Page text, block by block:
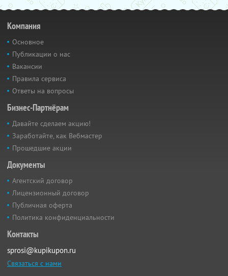
Компания
Основное
Публикации о нас
Вакансии
Правила сервиса
Ответы на вопросы
Бизнес-Партнёрам
Давайте сделаем акцию!
Заработайте, как Вебмастер
Прошедшие акции
Документы
Агентский договор
Лицензионный договор
Публичная оферта
Политика конфиденциальности
Контакты
sprosi@kupikupon.ru
Связаться с нами